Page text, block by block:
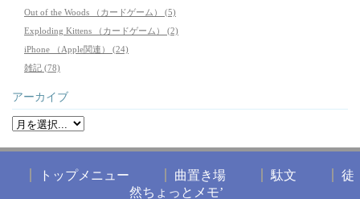
Out of the Woods （カードゲーム） (5)
Exploding Kittens （カードゲーム） (2)
iPhone （Apple関連） (24)
雑記 (78)
アーカイブ
トップメニュー 曲置き場 駄文
徒
然ちょっとメモ’